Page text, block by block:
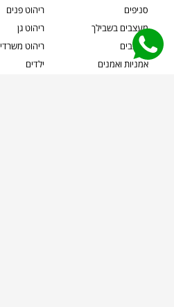
סניפים
מעצבים בשבילך
מעצבים
אמניות ואמנים
ריהוט פנים
ריהוט גן
ריהוט משרדי
ילדים